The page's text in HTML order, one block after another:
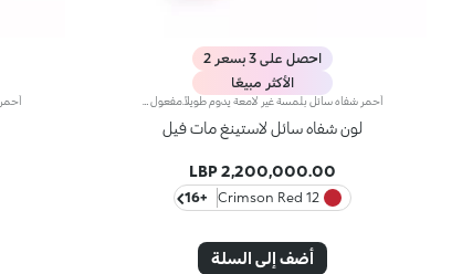
احصل على 3 بسعر 2
الأكثر مبيعًا
لون شفاه سائل لاستينغ مات فيل
2,200,000.00 LBP
12 Crimson Red
+16
أضف إلى السلة